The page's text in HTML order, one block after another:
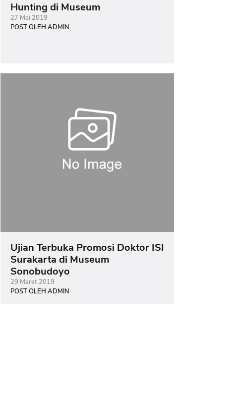
Hunting di Museum
27 Mei 2019
POST OLEH ADMIN
Ujian Terbuka Promosi Doktor ISI
Surakarta di Museum
Sonobudoyo
29 Maret 2019
POST OLEH ADMIN